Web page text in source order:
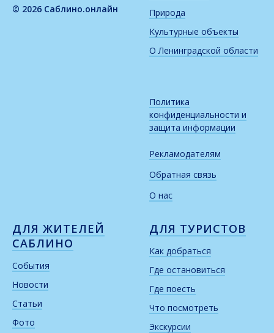
© 2026 Саблино.онлайн
Природа
Культурные объекты
О Ленинградской области
Политика
конфиденциальности и
защита информации
Рекламодателям
Обратная связь
О нас
ДЛЯ ЖИТЕЛЕЙ
САБЛИНО
События
Новости
Статьи
Фото
ДЛЯ ТУРИСТОВ
Как добраться
Где остановиться
Где поесть
Что посмотреть
Экскурсии